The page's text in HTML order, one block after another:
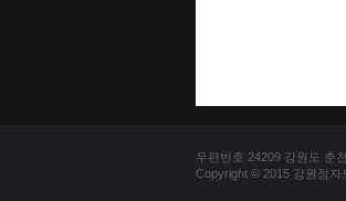
우편번호 24209 강원도 춘
Copyright © 2015 강원점자